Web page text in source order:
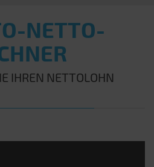
NETTO-
IHREN NETTOLOHN